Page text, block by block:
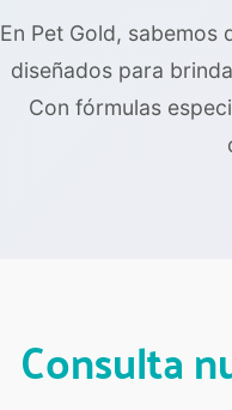
En Pet Gold,
diseñados para
Con fórmulas
Consulta